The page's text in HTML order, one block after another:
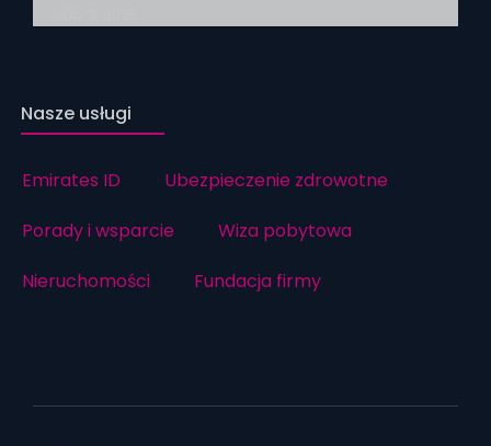
Nasze usługi
Emirates ID
Ubezpieczenie zdrowotne
Porady i wsparcie
Wiza pobytowa
Nieruchomości
Fundacja firmy